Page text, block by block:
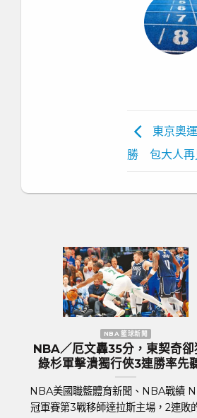
東京奧
勝 包大人再
歐洲國家盃 足球新聞
歐國盃／奪冠大熱門『三
格蘭隊抵達德國受到上千
足球聯賽體育新聞、足球戰